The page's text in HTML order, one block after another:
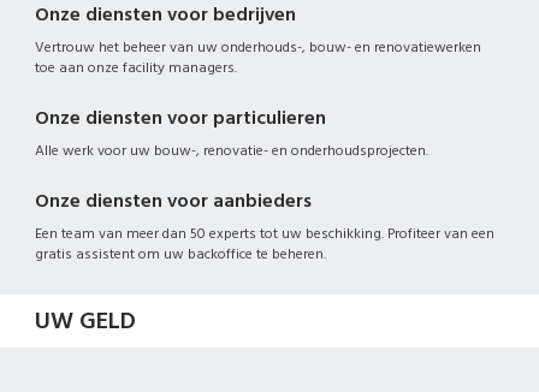
Onze diensten voor bedrijven
Vertrouw het beheer van uw onderhouds-, bouw- en renovatiewerken
toe aan onze facility managers.
Onze diensten voor particulieren
Alle werk voor uw bouw-, renovatie- en onderhoudsprojecten.
Onze diensten voor aanbieders
Een team van meer dan 50 experts tot uw beschikking. Profiteer van een
gratis assistent om uw backoffice te beheren.
UW GELD